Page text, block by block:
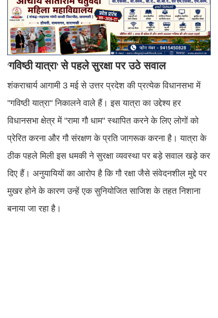
'गविष्ठी यात्रा'से पहले सुरक्षा पर उठे सवाल
शंकराचार्य आगामी 3 मई से उत्तर प्रदेश की प्रत्येक विधानसभा में
"गविष्ठी यात्रा" निकालने वाले हैं। इस यात्रा का उद्देश्य हर
विधानसभा क्षेत्र में "रामा गौ धाम" स्थापित करने के लिए लोगों को
प्रेरित करना और गौ संरक्षण के प्रति जागरूक करना है। यात्रा के
ठीक पहले मिली इस धमकी ने सुरक्षा व्यवस्था पर बड़े सवाल खड़े कर
दिए हैं। अनुयायियों का आरोप है कि गौ रक्षा जैसे संवेदनशील मुद्दे पर
मुखर होने के कारण उन्हें एक सुनियोजित साजिश के तहत निशाना
बनाया जा रहा है।